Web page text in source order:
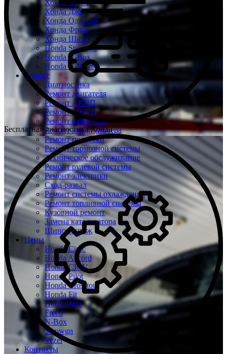
Хонда Везел
Хонда Джаз
Хонда Одиссей
Хонда Фрид
Хонда Шатл
Honda Stepwgn
Honda N-Box
Honda N-WGN
Ремонт
Диагностика
Ремонт двигателя
Ремонт АКПП
Ремонт МКПП
Ремонт вариатора
Ремонт кондиционера
Ремонт подвески
Ремонт тормозной системы
Техническое обслуживание
Ремонт рулевой системы
Ремонт электрики
Сход-развал
Ремонт системы охлаждения
Ремонт топливной системы
Кузовной ремонт
Замена катализатора
Шиномонтаж
Цены
Honda Civic
Honda Accord
Honda CR-V
Honda Pilot
Honda Crosstour
Honda Fit
Honda Jazz
Freed
N-Box
Stepwgn
Vezel
Контакты
Бесплатная диагностика Хонда